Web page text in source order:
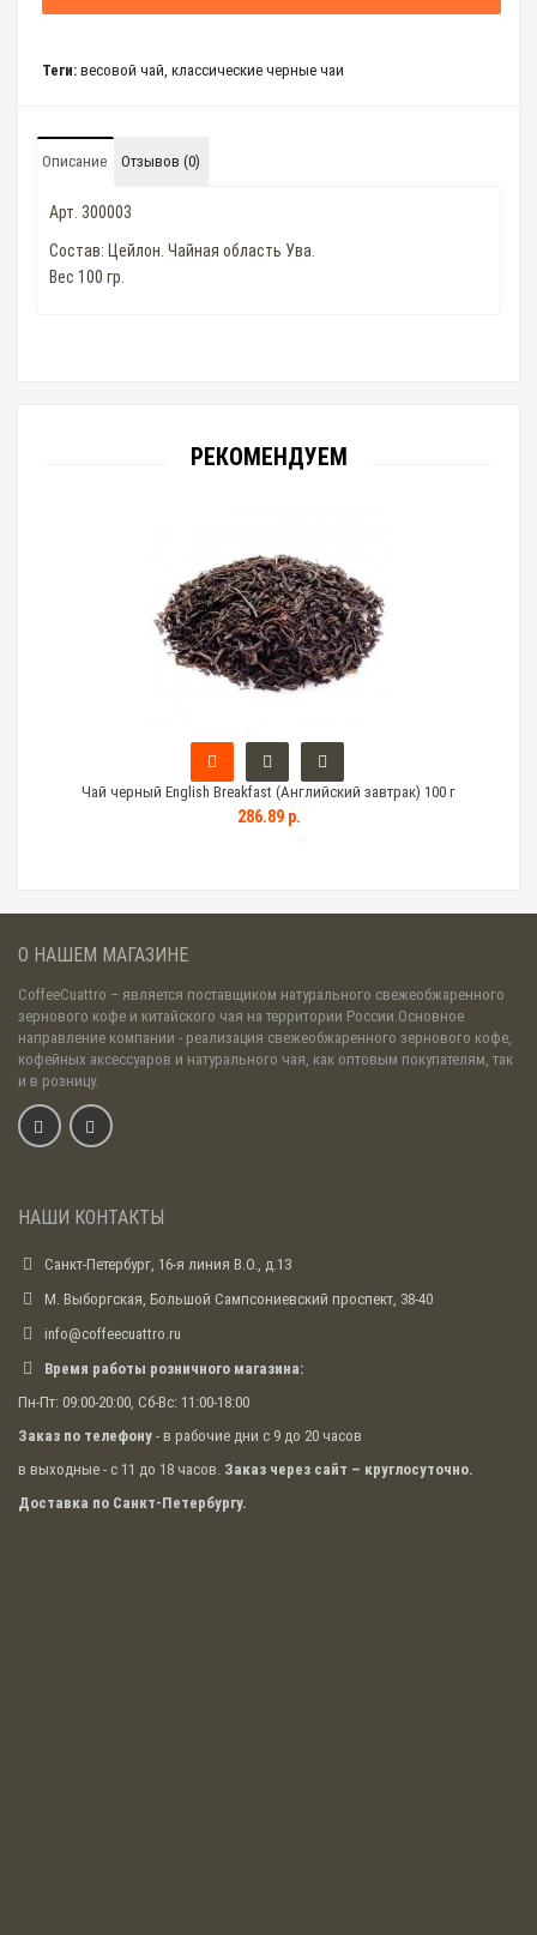
Теги: весовой чай, классические черные чаи
Описание Отзывов (0)
Арт. 300003
Состав: Цейлон. Чайная область Ува.
Вес 100 гр.
РЕКОМЕНДУЕМ
Чай черный English Breakfast (Английский завтрак) 100 г
286.89 р.
О НАШЕМ МАГАЗИНЕ
CoffeeCuattro – является поставщиком натурального свежеобжаренного
зернового кофе и китайского чая на территории России.Основное
направление компании - реализация свежеобжаренного зернового кофе,
кофейных аксессуаров и натурального чая, как оптовым покупателям, так
и в розницу.
НАШИ КОНТАКТЫ
Санкт-Петербург, 16-я линия В.О., д.13
М. Выборгская, Большой Сампсониевский проспект, 38-40
info@coffeecuattro.ru
Время работы розничного магазина:
Пн-Пт: 09:00-20:00, Сб-Вс: 11:00-18:00
Заказ по телефону - в рабочие дни с 9 до 20 часов
в выходные - с 11 до 18 часов. Заказ через сайт – круглосуточно.
Доставка по Санкт-Петербургу.